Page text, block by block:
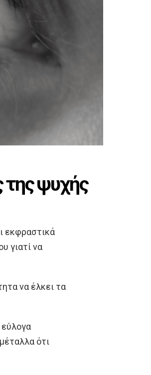
της ψυχής
εκφραστικά
γιατί να
να έλκει τα
εύλογα
ότι